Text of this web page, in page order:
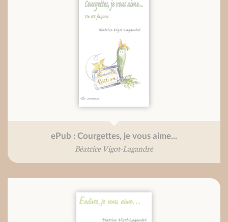
ePub : Courgettes, je vous aime...
Béatrice Vigot-Lagandré